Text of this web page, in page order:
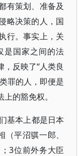
有策划、准备及
略决策的人，国
行。事实上，关
是国家之间的法
反映了“人类良
罪的人，即便是
的豁免权。
基本上都是日本
平沼骐一郎、
3位前外务大臣